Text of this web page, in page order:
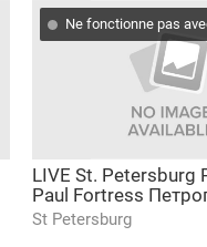
Ne fonctionne pas
LIVE St. Petersburg
Paul Fortress
крепость,
St Petersburg